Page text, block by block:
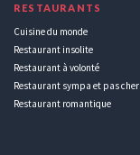
RESTAURANTS
Cuisine du monde
Restaurant insolite
Restaurant à volonté
Restaurant sympa et pas cher
Restaurant romantique